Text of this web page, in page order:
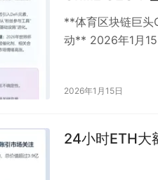
**体育区块链巨
动** 2026年1月
2026年1月15日
24小时ETH大